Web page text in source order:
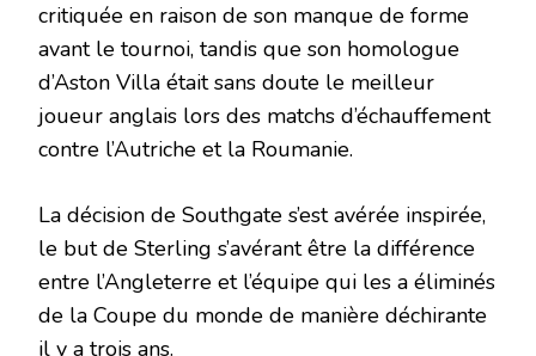
critiquée en raison de son manque de forme
avant le tournoi, tandis que son homologue
d’Aston Villa était sans doute le meilleur
joueur anglais lors des matchs d’échauffement
contre l’Autriche et la Roumanie.
La décision de Southgate s’est avérée inspirée,
le but de Sterling s’avérant être la différence
entre l’Angleterre et l’équipe qui les a éliminés
de la Coupe du monde de manière déchirante
il y a trois ans.